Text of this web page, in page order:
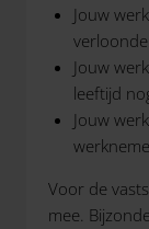
Jouw
Jouw
leeftijd
Jouw
Voor de
mee.